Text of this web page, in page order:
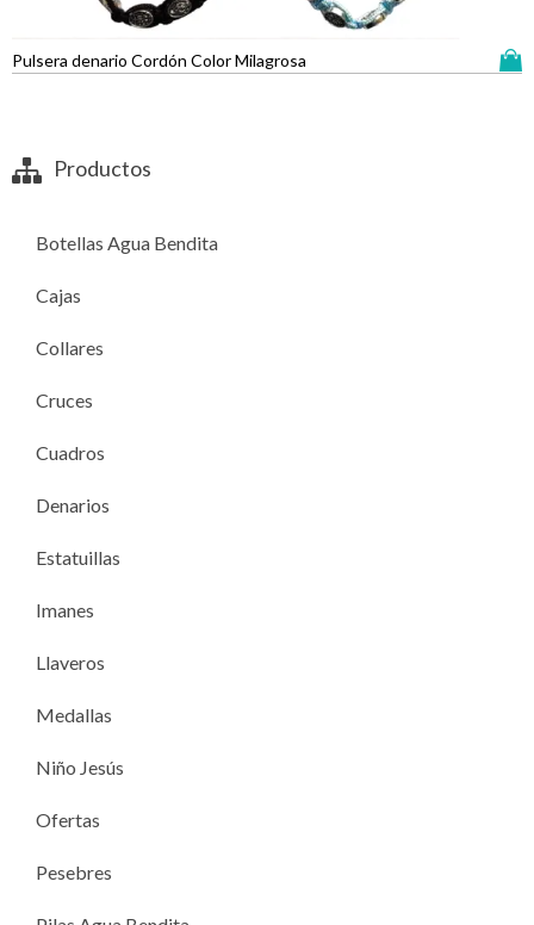
Pulsera denario Cordón Color Milagrosa
Productos
Botellas Agua Bendita
Cajas
Collares
Cruces
Cuadros
Denarios
Estatuillas
Imanes
Llaveros
Medallas
Niño Jesús
Ofertas
Pesebres